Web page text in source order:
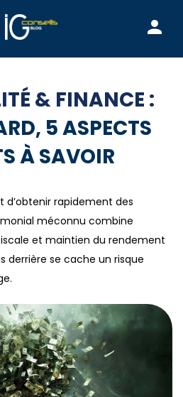
& FINANCE :
5 ASPECTS
À SAVOIR
d’obtenir rapidement des
méconnu combine
et maintien du rendement
derrière se cache un risque